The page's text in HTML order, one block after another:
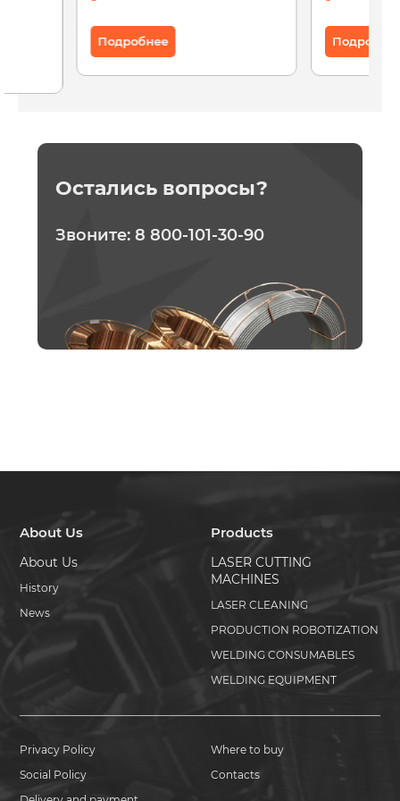
Подробнее
Остались вопросы?
Звоните:8 800-101-30-90
About Us
About Us
History
News
Products
LASER CUTTING
MACHINES
LASER CLEANING
PRODUCTION ROBOTIZATION
WELDING CONSUMABLES
WELDING EQUIPMENT
Privacy Policy
Social Policy
Where to buy
Contacts